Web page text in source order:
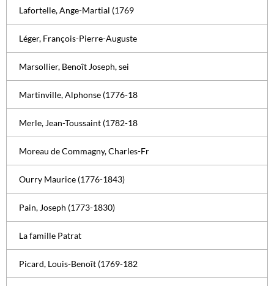
Lafortelle, Ange-Martial (1769
Léger, François-Pierre-Auguste
Marsollier, Benoît Joseph, sei
Martinville, Alphonse (1776-18
Merle, Jean-Toussaint (1782-18
Moreau de Commagny, Charles-Fr
Ourry Maurice (1776-1843)
Pain, Joseph (1773-1830)
La famille Patrat
Picard, Louis-Benoît (1769-182